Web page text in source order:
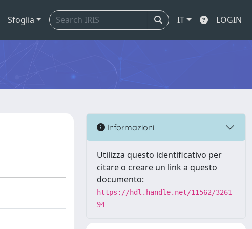
Sfoglia IT LOGIN
Informazioni
Utilizza questo identificativo per
citare o creare un link a questo
documento:
https://hdl.handle.net/11562/3261
94